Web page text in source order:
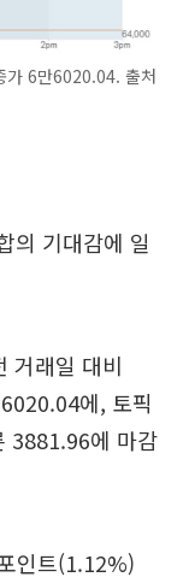
가 6만6020.04. 출처
의 기대감에 일
거래일 대비
에, 토픽
3881.96에 마감
인트(1.12%)